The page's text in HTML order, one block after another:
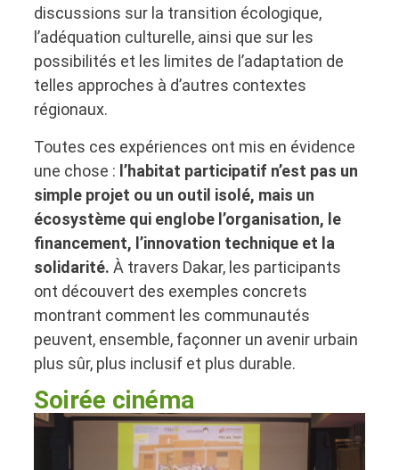
discussions sur la transition écologique,
l’adéquation culturelle, ainsi que sur les
possibilités et les limites de l’adaptation de
telles approches à d’autres contextes
régionaux.
Toutes ces expériences ont mis en évidence
une chose : l’habitat participatif n’est pas un
simple projet ou un outil isolé, mais un
écosystème qui englobe l’organisation, le
financement, l’innovation technique et la
solidarité. À travers Dakar, les participants
ont découvert des exemples concrets
montrant comment les communautés
peuvent, ensemble, façonner un avenir urbain
plus sûr, plus inclusif et plus durable.
Soirée cinéma